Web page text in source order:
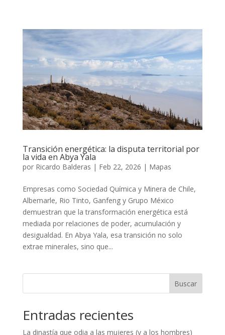
Transición energética: la disputa territorial por
la vida en Abya Yala
por Ricardo Balderas | Feb 22, 2026 | Mapas
Empresas como Sociedad Química y Minera de Chile,
Albemarle, Rio Tinto, Ganfeng y Grupo México
demuestran que la transformación energética está
mediada por relaciones de poder, acumulación y
desigualdad. En Abya Yala, esa transición no solo
extrae minerales, sino que...
Buscar
Entradas recientes
La dinastía que odia a las mujeres (y a los hombres)